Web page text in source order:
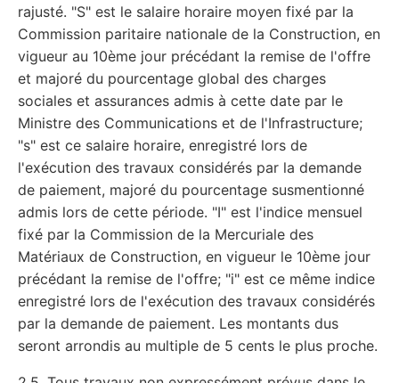
rajusté. "S" est le salaire horaire moyen fixé par la
Commission paritaire nationale de la Construction, en
vigueur au 10ème jour précédant la remise de l'offre
et majoré du pourcentage global des charges
sociales et assurances admis à cette date par le
Ministre des Communications et de l'Infrastructure;
"s" est ce salaire horaire, enregistré lors de
l'exécution des travaux considérés par la demande
de paiement, majoré du pourcentage susmentionné
admis lors de cette période. "I" est l'indice mensuel
fixé par la Commission de la Mercuriale des
Matériaux de Construction, en vigueur le 10ème jour
précédant la remise de l'offre; "i" est ce même indice
enregistré lors de l'exécution des travaux considérés
par la demande de paiement. Les montants dus
seront arrondis au multiple de 5 cents le plus proche.